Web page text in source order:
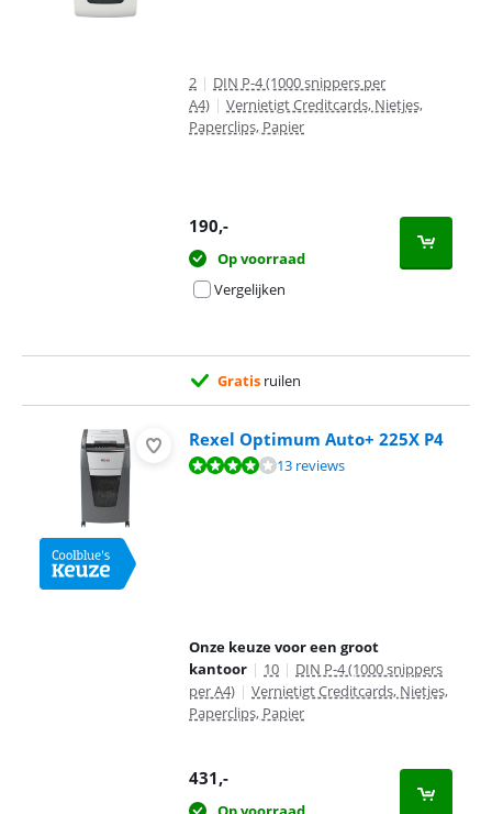
2 | DIN P-4 (1000 snippers per
A4) | Vernietigt Creditcards, Nietjes,
Paperclips, Papier
190,-
Op voorraad
Vergelijken
Gratis ruilen
Rexel Optimum Auto+ 225X P4
Beoordeling is 8,0 van de 10, gebaseerd op 13 reviews.
13 reviews
Onze keuze voor een groot
kantoor | 10 | DIN P-4 (1000 snippers
per A4) | Vernietigt Creditcards, Nietjes,
Paperclips, Papier
431,-